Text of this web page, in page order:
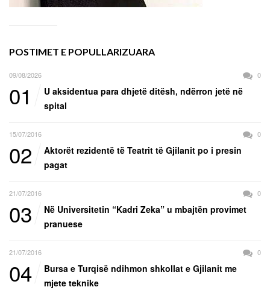
POSTIMET E POPULLARIZUARA
09/08/2026 0
01
U aksidentua para dhjetë ditësh, ndërron jetë në
spital
15/07/2016 0
02
Aktorët rezidentë të Teatrit të Gjilanit po i presin
pagat
21/07/2016 0
03
Në Universitetin “Kadri Zeka” u mbajtën provimet
pranuese
21/07/2016 0
04
Bursa e Turqisë ndihmon shkollat e Gjilanit me
mjete teknike